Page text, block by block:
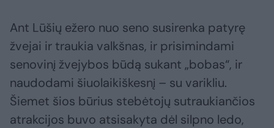
Ant Lūšių ežero nuo seno susirenka patyrę
žvejai ir traukia valkšnas, ir prisimindami
senovinį žvejybos būdą sukant „bobas“, ir
naudodami šiuolaikiškesnį – su varikliu.
Šiemet šios būrius stebėtojų sutraukiančios
atrakcijos buvo atsisakyta dėl silpno ledo,